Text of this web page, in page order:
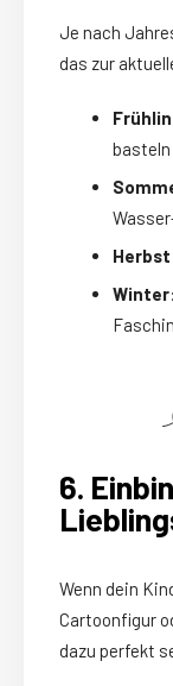
Je nach
das zur
basteln
Herbst
Winter
6.
Wenn dein
Cartoonfigur
dazu perfekt